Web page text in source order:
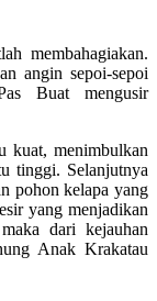
membahagiakan.
angin sepoi-sepoi
Buat mengusir
kuat, menimbulkan
tinggi. Selanjutnya
pohon kelapa yang
yang menjadikan
dari kejauhan
Anak Krakatau